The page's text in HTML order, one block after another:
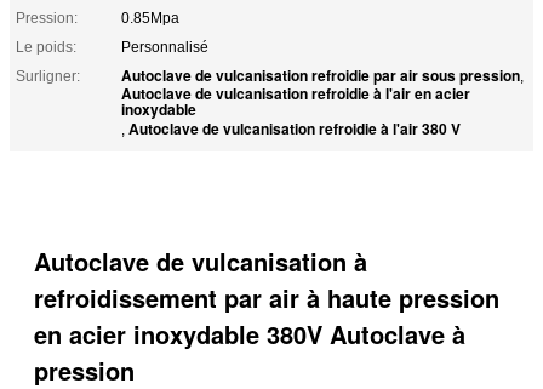
Pression:
0.85Mpa
Le poids:
Personnalisé
Surligner:
Autoclave de vulcanisation refroidie par air sous pression,
Autoclave de vulcanisation refroidie à l'air en acier
inoxydable
, Autoclave de vulcanisation refroidie à l'air 380 V
Autoclave de vulcanisation à
refroidissement par air à haute pression
en acier inoxydable 380V Autoclave à
pression